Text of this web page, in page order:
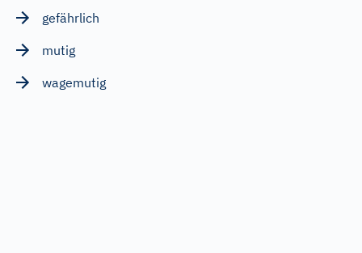
gefährlich
mutig
wagemutig